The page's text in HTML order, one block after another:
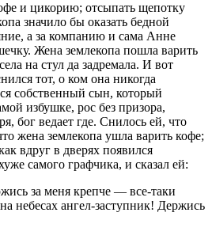
и цикорию; отсыпать щепотку
значило бы оказать бедной
а за компанию и сама Анне
Жена землекопа пошла варить
на стул да задремала. И вот
тот, о ком она никогда
собственный сын, который
избушке, рос без призора,
бог ведает где. Снилось ей, что
жена землекопа ушла варить кофе;
вдруг в дверях появился
самого графчика, и сказал ей:
за меня крепче — все-таки
небесах ангел-заступник! Держись